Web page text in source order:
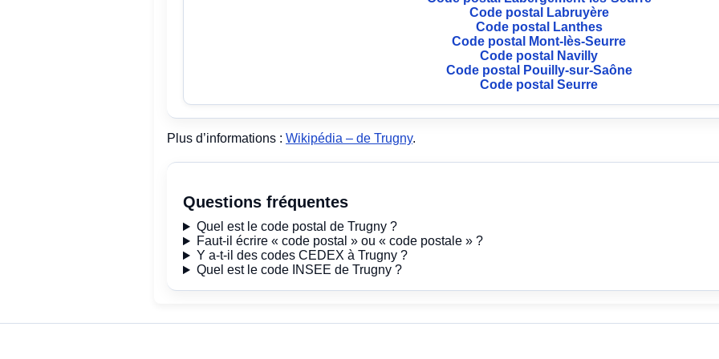
Code postal Labruyère
Code postal Lanthes
Code postal Mont-lès-Seurre
Code postal Navilly
Code postal Pouilly-sur-Saône
Code postal Seurre
Plus d’informations : Wikipédia – de Trugny.
Questions fréquentes
Quel est le code postal de Trugny ?
Faut-il écrire « code postal » ou « code postale » ?
Y a-t-il des codes CEDEX à Trugny ?
Quel est le code INSEE de Trugny ?